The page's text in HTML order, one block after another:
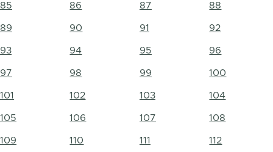
85 86 87 88
89 90 91 92
93 94 95 96
97 98 99 100
101 102 103 104
105 106 107 108
109 110 111 112